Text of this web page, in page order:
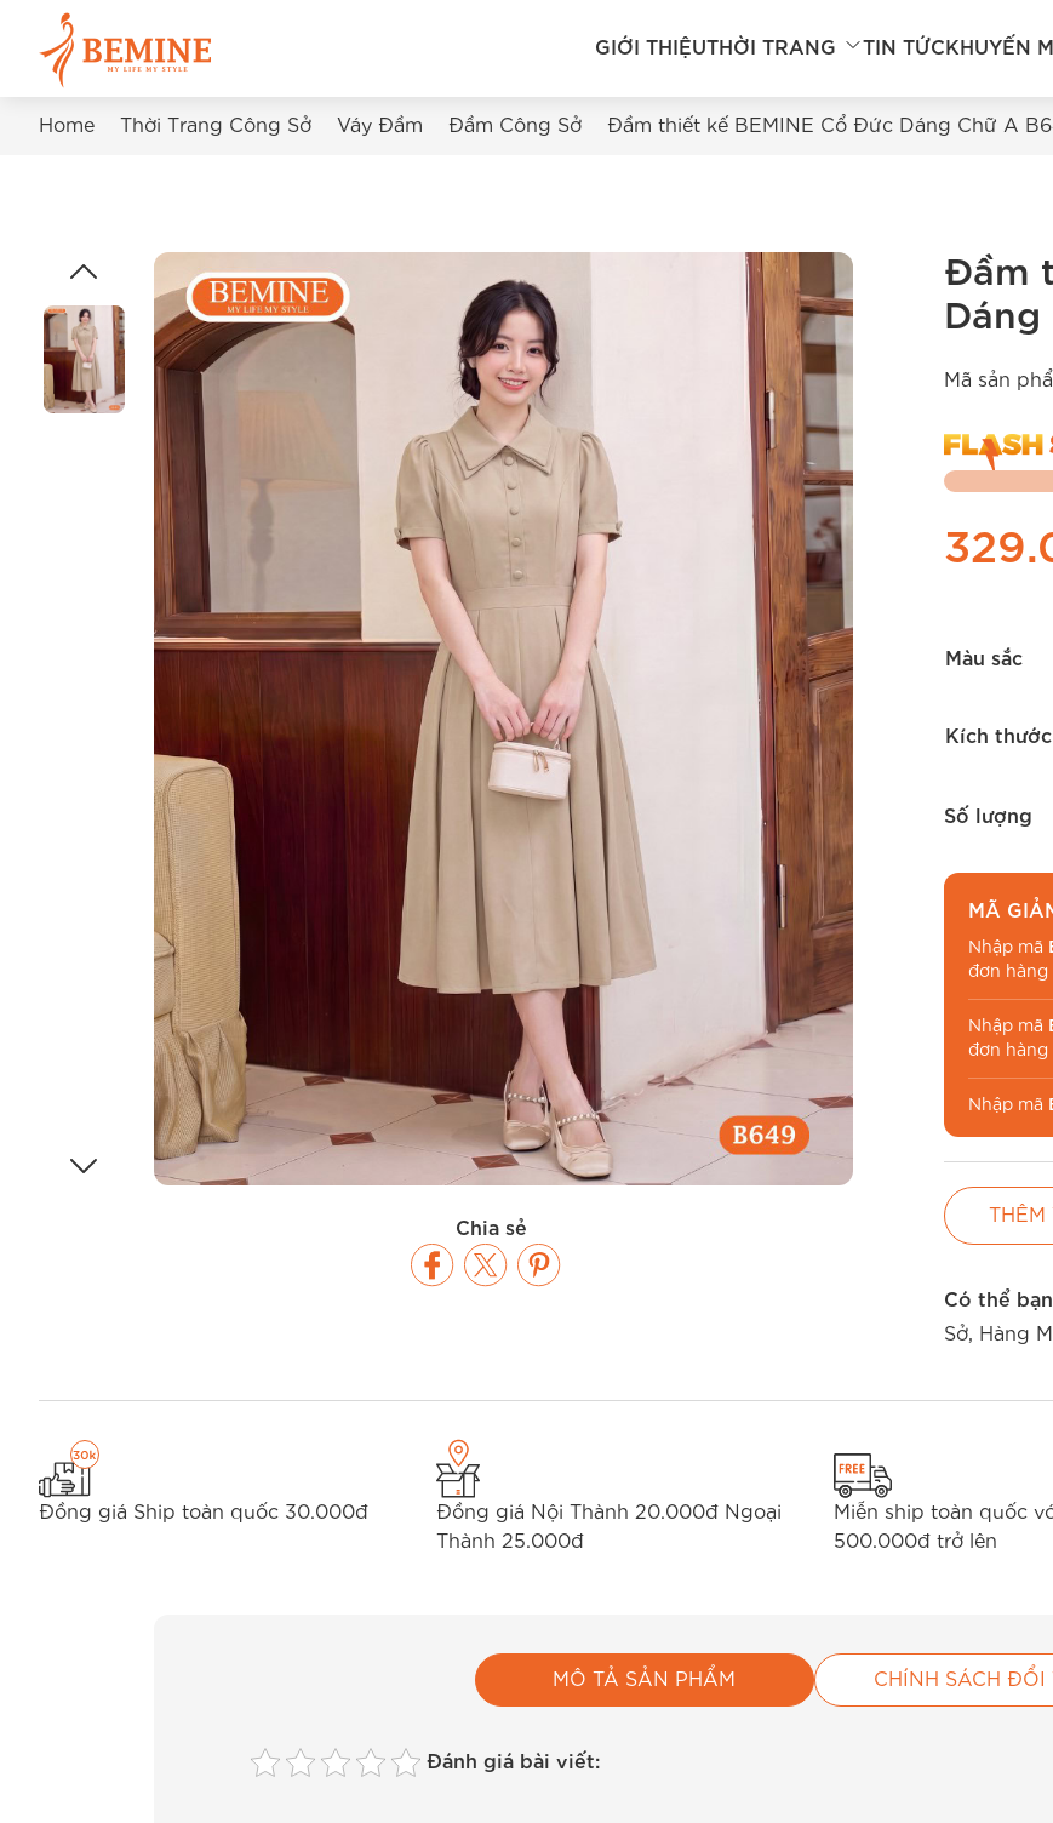
GIỚI THIỆUTHỜI TRANG TIN TỨC KHUYẾN
Home Thời Trang Công Sở Váy Đầm Đầm Công Sở Đầm thiết kế BEMINE Cổ Đức Dáng Chữ A
Chia sẻ
Đầm
Mã sản
Màu sắc
Kích thước
Số lượng
MÃ
Nhập mã
đơn hàng
Nhập mã
đơn hàng
Nhập mã
THÊM
Có thể
Sở, Hàng
Đồng giá Ship toàn quốc 30.000đ
Đồng giá Nội Thành 20.000đ Ngoại
Thành 25.000đ
Miễn ship toàn quốc
500.000đ trở lên
MÔ TẢ SẢN PHẨM CHÍNH SÁCH ĐỔI
Đánh giá bài viết: